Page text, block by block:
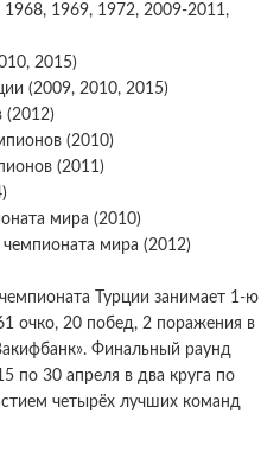
1969, 1972, 2009-2011,
2015)
(2009, 2010, 2015)
(2012)
(2010)
(2011)
мира (2010)
мира (2012)
Турции занимает 1-ю
очко, 20 побед, 2 поражения в
Финальный раунд
по 30 апреля в два круга по
четырёх лучших команд